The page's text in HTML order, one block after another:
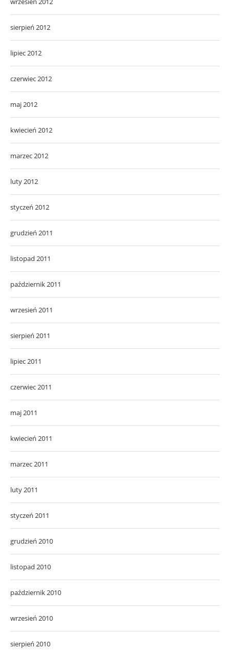
sierpień 2012
lipiec 2012
czerwiec 2012
maj 2012
kwiecień 2012
marzec 2012
luty 2012
styczeń 2012
grudzień 2011
listopad 2011
październik 2011
wrzesień 2011
sierpień 2011
lipiec 2011
czerwiec 2011
maj 2011
kwiecień 2011
marzec 2011
luty 2011
styczeń 2011
grudzień 2010
listopad 2010
październik 2010
wrzesień 2010
sierpień 2010